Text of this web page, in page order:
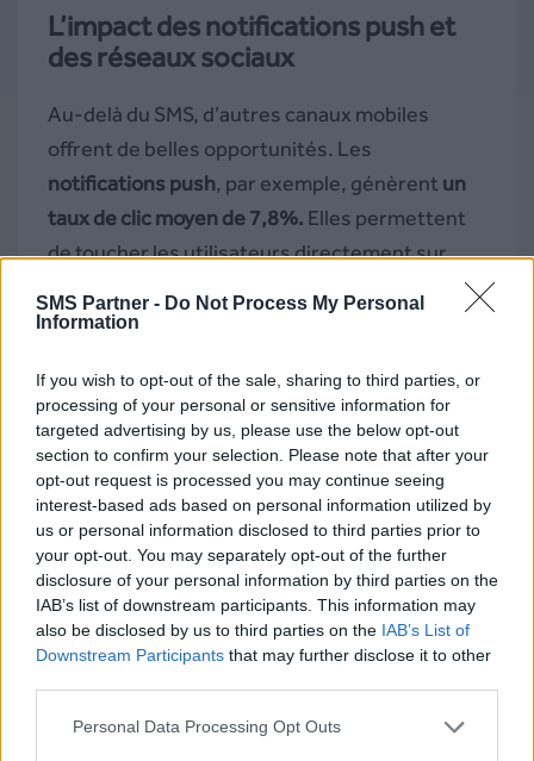
SMS Partner - Do Not Process My Personal
Information
If you wish to opt-out of the sale, sharing to third parties, or
processing of your personal or sensitive information for
targeted advertising by us, please use the below opt-out
section to confirm your selection. Please note that after your
opt-out request is processed you may continue seeing
interest-based ads based on personal information utilized by
us or personal information disclosed to third parties prior to
your opt-out. You may separately opt-out of the further
disclosure of your personal information by third parties on the
IAB’s list of downstream participants. This information may
also be disclosed by us to third parties on the IAB’s List of
Downstream Participants that may further disclose it to other
Personal Data Processing Opt Outs
L’impact des notifications push et
des réseaux sociaux
Au-delà du SMS, d’autres canaux mobiles
offrent de belles opportunités. Les
notifications push, par exemple, génèrent un
taux de clic moyen de 7,8%. Elles permettent
de toucher les utilisateurs directement sur
personnalisés, au bon moment. 70% des
notifications push sont extrêmement utiles.
Mais attention : le taux d’abonnement est bien
meilleur pour les SMS que pour les notifications
push (seulement entre 0,5 et 15% selon le
secteur d’activité et l’appareil, d’après
servicesmobiles.fr).